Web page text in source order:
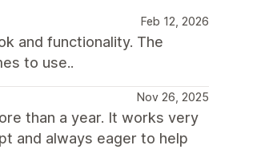
Feb 12, 2026
and functionality. The
to use..
Nov 26, 2025
than a year. It works very
and always eager to help